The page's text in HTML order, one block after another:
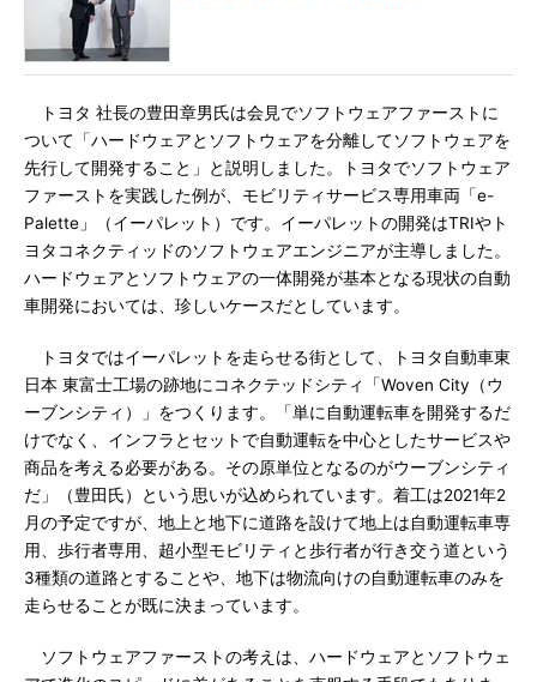
トヨタ 社長の豊田章男氏は会見でソフトウェアファーストに
ついて「ハードウェアとソフトウェアを分離してソフトウェアを
先行して開発すること」と説明しました。トヨタでソフトウェア
ファーストを実践した例が、モビリティサービス専用車両「e-
Palette」（イーパレット）です。イーパレットの開発はTRIやト
ヨタコネクティッドのソフトウェアエンジニアが主導しました。
ハードウェアとソフトウェアの一体開発が基本となる現状の自動
車開発においては、珍しいケースだとしています。
トヨタではイーパレットを走らせる街として、トヨタ自動車東
日本 東富士工場の跡地にコネクテッドシティ「Woven City（ウ
ーブンシティ）」をつくります。「単に自動運転車を開発するだ
けでなく、インフラとセットで自動運転を中心としたサービスや
商品を考える必要がある。その原単位となるのがウーブンシティ
だ」（豊田氏）という思いが込められています。着工は2021年2
月の予定ですが、地上と地下に道路を設けて地上は自動運転車専
用、歩行者専用、超小型モビリティと歩行者が行き交う道という
3種類の道路とすることや、地下は物流向けの自動運転車のみを
走らせることが既に決まっています。
ソフトウェアファーストの考えは、ハードウェアとソフトウェ